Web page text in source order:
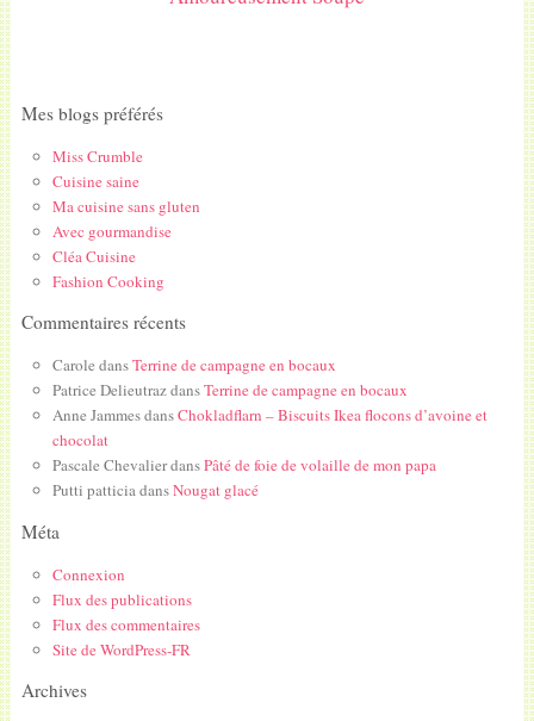
Mes blogs préférés
Miss Crumble
Cuisine saine
Ma cuisine sans gluten
Avec gourmandise
Cléa Cuisine
Fashion Cooking
Commentaires récents
Carole dansTerrine de campagne en bocaux
Patrice DelieutrazdansTerrine de campagne en bocaux
Anne JammesdansChokladflarn – Biscuits Ikea flocons d’avoine et
chocolat
Pascale ChevalierdansPâté de foie de volaille de mon papa
Putti patticiadansNougat glacé
Méta
Connexion
Flux des publications
Flux des commentaires
Site de WordPress-FR
Archives